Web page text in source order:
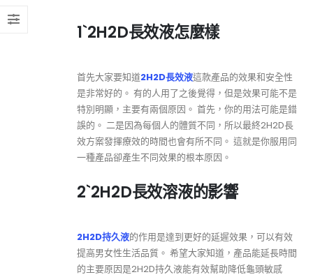
1`2H2D長效液怎麼樣
首先大家要知道2H2D長效液這款產品的效果和安全性
是非常好的。 有的人用了之後覺得，但是效果可能不是
特別明顯，主要有兩個原因。 首先，你的用法可能是錯
誤的。 二是因為每個人的體質不同，所以最終2H2D長
效方案發揮療效的時間也會有所不同。 這就是你服用同
一種產品卻產生不同效果的根本原因。
2`2H2D長效溶液的影響
2H2D持久液的作用是達到更好的延遲效果，可以有效
提高男女性生活品質。 希望大家知道，產品能延長時間
的主要原因是2H2D持久液能有效幫助降低龜頭敏感